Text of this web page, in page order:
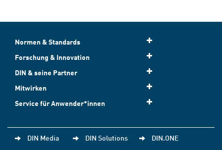
Normen & Standards
Forschung & Innovation
DIN & seine Partner
Mitwirken
Service für Anwender*innen
DIN Media DIN Solutions DIN.ONE